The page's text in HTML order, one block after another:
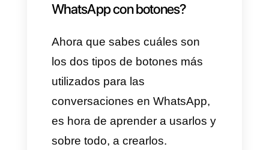
automatizados con bots que
permiten a los usuarios
interactuar con la empresa de
manera autónoma.
Cuando una empresa activa los